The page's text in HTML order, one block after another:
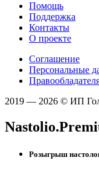
Помощь
Поддержка
Контакты
О проекте
Соглашение
Персональные
2019 — 2026 © ИП
Розыгрыш